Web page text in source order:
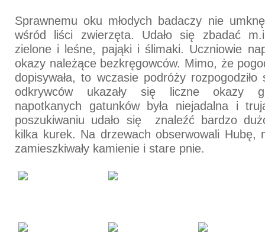
Sprawnemu oku młodych badaczy nie
wśród liści zwierzęta. Udało się zbadać
zielone i leśne, pająki i ślimaki. Uczniowie
okazy należące bezkręgowców. Mimo, że
dopisywała, to wczasie podróży
odkrywców ukazały się liczne okazy
napotkanych gatunków była niejadalna i
poszukiwaniu udało się znaleźć bardzo
kilka kurek. Na drzewach obserwowali Hubę,
zamieszkiwały kamienie i stare pnie.